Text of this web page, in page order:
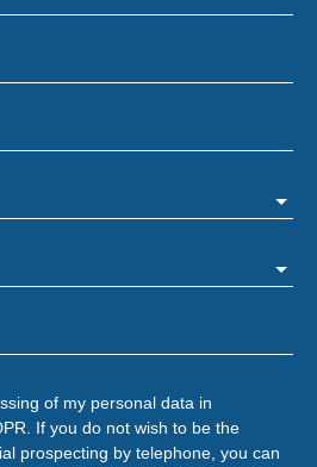
of my personal data in
If you do not wish to be the
prospecting by telephone, you can